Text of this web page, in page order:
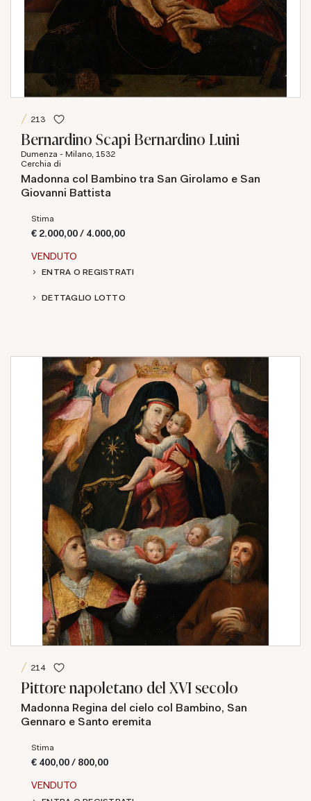
213
Bernardino Scapi Bernardino Luini
Dumenza - Milano, 1532
Cerchia di
Madonna col Bambino tra San Girolamo e San
Giovanni Battista
Stima
€ 2.000,00 / 4.000,00
VENDUTO
ENTRA O REGISTRATI
DETTAGLIO LOTTO
214
Pittore napoletano del XVI secolo
Madonna Regina del cielo col Bambino, San
Gennaro e Santo eremita
Stima
€ 400,00 / 800,00
VENDUTO